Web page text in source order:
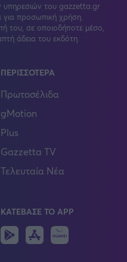
υπηρεσιών του gazzetta.gr
για προσωπική χρήση.
του, σε οποιοδήποτε μέσο,
άδεια του εκδότη.
ΠΕΡΙΣΣΟΤΕΡΑ
Πρωτοσέλιδα
gMotion
Plus
Gazzetta TV
Τελευταία Νέα
ΚΑΤΕΒΑΣΕ ΤΟ APP
Android
IOS